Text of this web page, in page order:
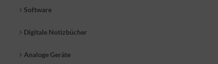
( inkl. 19 % MwSt. zzgl.
Software
Digitale Notizbücher
Analoge Geräte